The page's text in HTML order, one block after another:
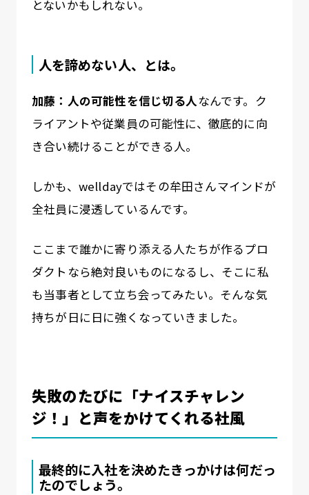
とないかもしれない。
人を諦めない人、とは。
加藤：人の可能性を信じ切る人 なんです。ク
ライアントや従業員の可能性に、徹底的に向
き合い続けることができる人。
しかも、welldayではその牟田さんマインドが
全社員に浸透しているんです。
ここまで誰かに寄り添える人たちが作るプロ
ダクトなら絶対良いものになるし、そこに私
も当事者として立ち会ってみたい。そんな気
持ちが日に日に強くなっていきました。
失敗のたびに「ナイスチャレン
ジ！」と声をかけてくれる社風
最終的に入社を決めたきっかけは何だっ
たのでしょう。